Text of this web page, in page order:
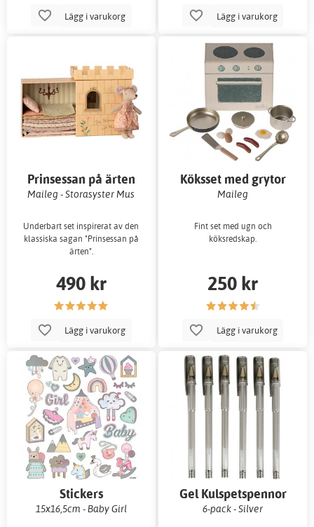
Lägg i varukorg Lägg i varukorg
Prinsessan på ärten
Maileg - Storasyster Mus
Underbart set inspirerat av den
klassiska sagan "Prinsessan på
ärten".
490 kr
Lägg i varukorg
Köksset med grytor
Maileg
Fint set med ugn och
köksredskap.
250 kr
Lägg i varukorg
Stickers
15x16,5cm - Baby Girl
Gel Kulspetspennor
6-pack - Silver